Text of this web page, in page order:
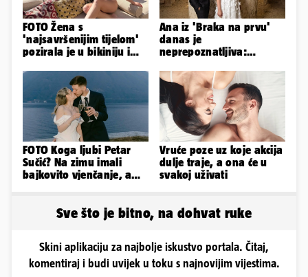
FOTO Žena s
'najsavršenijim tijelom'
pozirala je u bikiniju i
obline...
Ana iz 'Braka na prvu'
danas je
neprepoznatljiva:
ovako sad izgleda
FOTO Koga ljubi Petar
Sučić? Na zimu imali
bajkovito vjenčanje, a
Vruće poze uz koje akcija
dulje traje, a ona će u
svakoj uživati
Sve što je bitno, na dohvat ruke
Skini aplikaciju za najbolje iskustvo portala. Čitaj,
komentiraj i budi uvijek u toku s najnovijim vijestima.